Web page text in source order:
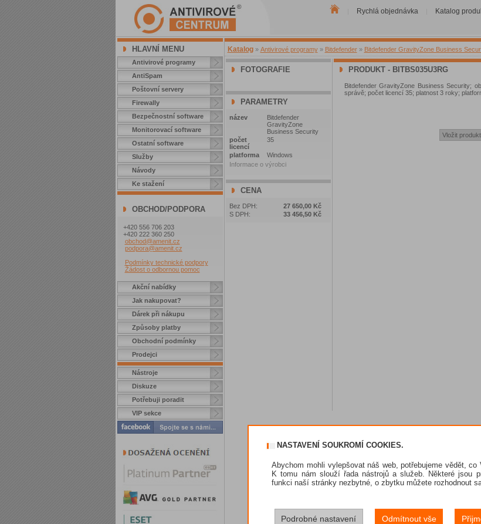
Rychlá objednávka Katalog
HLAVNÍ MENU
Antivirové programy
AntiSpam
Poštovní servery
Firewally
Bezpečnostní software
Monitorovací software
Ostatní software
Služby
Návody
Ke stažení
OBCHOD/PODPORA
+420 556 706 203
+420 222 360 250
obchod@amenit.cz
podpora@amenit.cz
Podmínky technické podpory
Žádost o odbornou pomoc
Akční nabídky
Jak nakupovat?
Dárek při nákupu
Způsoby platby
Obchodní podmínky
Prodejci
Nástroje
Diskuze
Potřebuji poradit
VIP sekce
Katalog » Antivirové programy » Bitdefender » Bitdefender GravityZone Business
FOTOGRAFIE
PARAMETRY
název
Bitdefender
GravityZone
Business Security
počet
licencí
35
platforma
Windows
Informace o výrobci
CENA
Bez DPH:
27 650,00 Kč
S DPH:
33 456,50 Kč
PRODUKT - BITBS035U3RG
Bitdefender GravityZone Business Security;
správě; počet licencí 35; platnost 3 roky;
NASTAVENÍ SOUKROMÍ COOKIES.
Abychom mohli vylepšovat náš web, potřebujeme vědět, co
K tomu nám slouží řada nástrojů a služeb. Některé jsou
funkci naší stránky nezbytné, o zbytku můžete rozhodnout
Podrobné nastavení Odmítnout vše